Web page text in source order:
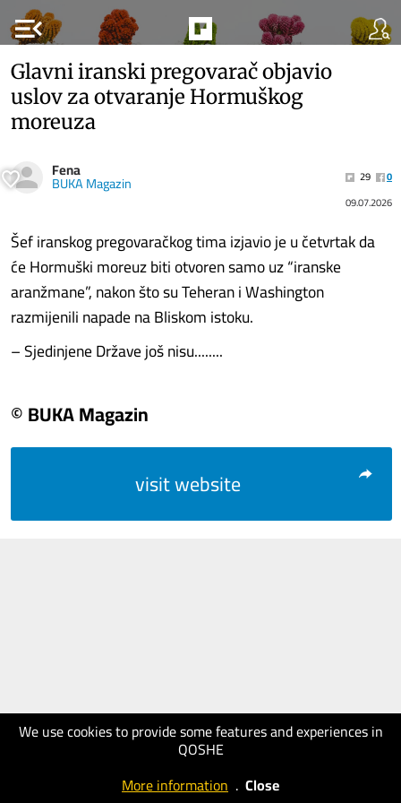
menu_open
We use cookies to provide some features and experiences in
QOSHE
More information . Close
Glavni iranski pregovarač objavio
uslov za otvaranje Hormuškog
moreuza
Fena
BUKA Magazin 29
0
09.07.2026
Šef iranskog pregovaračkog tima izjavio je u četvrtak da
će Hormuški moreuz biti otvoren samo uz “iranske
aranžmane”, nakon što su Teheran i Washington
razmijenili napade na Bliskom istoku.
– Sjedinjene Države još nisu........
© BUKA Magazin
visit website